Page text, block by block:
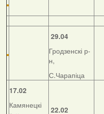
29.04
Гродзенскі р-
н,
С.Чарапіца
17.02
Камянецкі
22.02